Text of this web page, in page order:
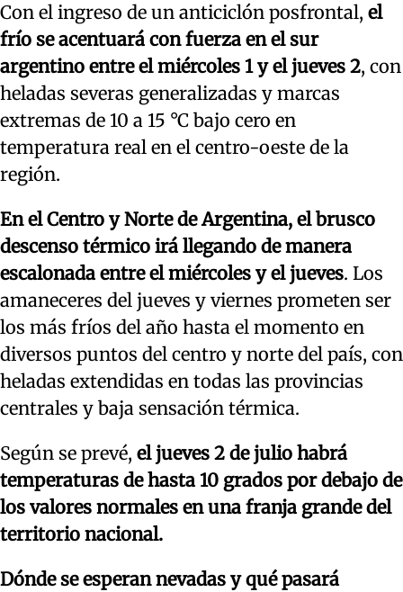
Con el ingreso de un anticiclón posfrontal, el
frío se acentuará con fuerza en el sur
argentino entre el miércoles 1 y el jueves 2, con
heladas severas generalizadas y marcas
extremas de 10 a 15 °C bajo cero en
temperatura real en el centro-oeste de la
región.
En el Centro y Norte de Argentina, el brusco
descenso térmico irá llegando de manera
escalonada entre el miércoles y el jueves. Los
amaneceres del jueves y viernes prometen ser
los más fríos del año hasta el momento en
diversos puntos del centro y norte del país, con
heladas extendidas en todas las provincias
centrales y baja sensación térmica.
Según se prevé, el jueves 2 de julio habrá
temperaturas de hasta 10 grados por debajo de
los valores normales en una franja grande del
territorio nacional.
Dónde se esperan nevadas y qué pasará